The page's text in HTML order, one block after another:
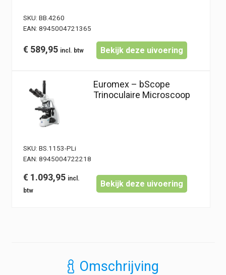
SKU: BB.4260
EAN: 8945004721365
€ 589,95 Bekijk deze uivoering
Euromex – bScope
Trinoculaire Microscoop
SKU: BS.1153-PLi
EAN: 8945004722218
€ 1.093,95
Bekijk deze uivoering
Omschrijving